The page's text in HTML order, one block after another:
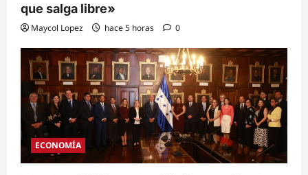
que salga libre»
Maycol Lopez hace 5 horas 0
ECONOMÍA